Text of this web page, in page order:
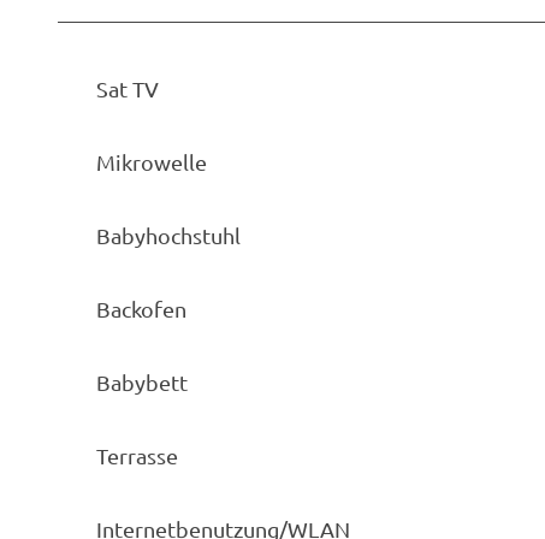
Sat TV
Mikrowelle
Babyhochstuhl
Backofen
Babybett
Terrasse
Internetbenutzung/WLAN